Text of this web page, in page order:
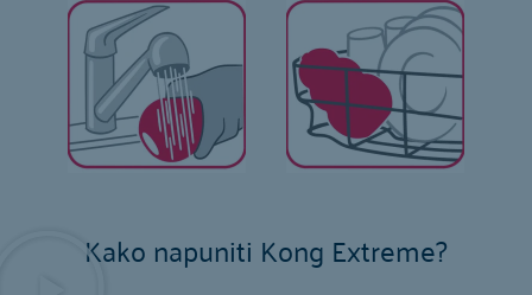
Kako napuniti Kong Extreme?